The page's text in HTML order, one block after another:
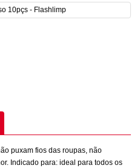
puxam fios das roupas, não
Indicado para: ideal para todos os